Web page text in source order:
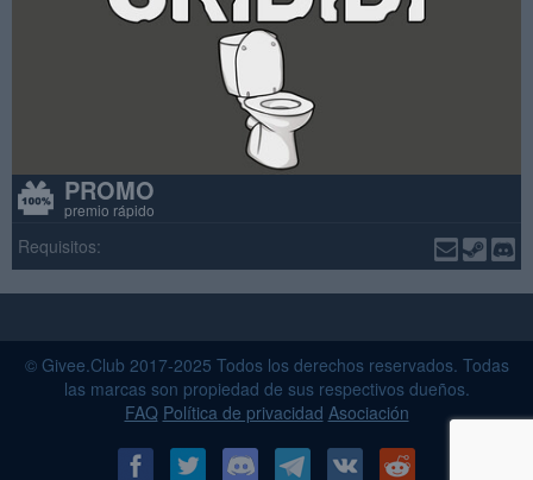
PROMO
premio rápido
Requisitos:
© Givee.Club 2017-2025 Todos los derechos reservados. Todas
las marcas son propiedad de sus respectivos dueños.
FAQ Política de privacidad Asociación